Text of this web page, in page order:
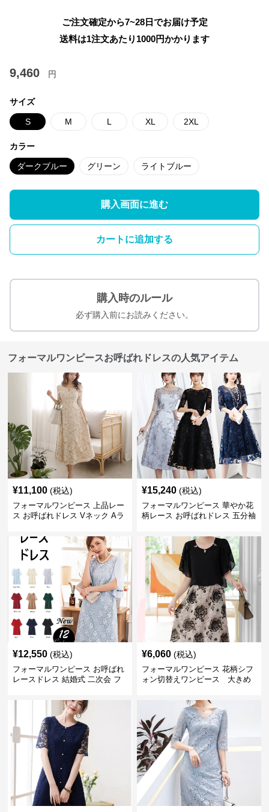
ご注文確定から7~28日でお届け予定
送料は1注文あたり 1000円かかります
9,460 円
サイズ
S M L XL 2XL
カラー
ダークブルー グリーン ライトブルー
購入画面に進む
カートに追加する
購入時のルール
必ず購入前にお読みください。
フォーマルワンピースお呼ばれドレスの人気アイテム
¥11,100 (税込)
フォーマルワンピース 上品レー
ス お呼ばれドレス Vネック Aラ
¥15,240 (税込)
フォーマルワンピース 華やか花
柄レース お呼ばれドレス 五分袖
ス
¥12,550 (税込)
フォーマルワンピース お呼ばれ
レースドレス 結婚式 二次会 フ
ズ
¥6,060 (税込)
フォーマルワンピース 花柄シフ
ォン切替えワンピース 大きめ